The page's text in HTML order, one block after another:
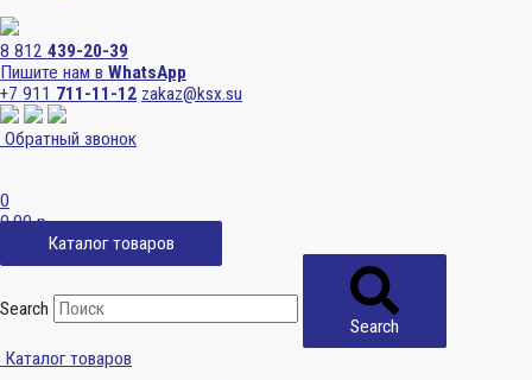
8 812 439-20-39
Пишите нам в WhatsApp
+7 911 711-11-12 zakaz@ksx.su
Обратный звонок
0
0,00р.
Каталог товаров
Search
Search
Каталог товаров